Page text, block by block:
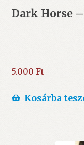
Dark Horse
5.000 Ft
Kosárba